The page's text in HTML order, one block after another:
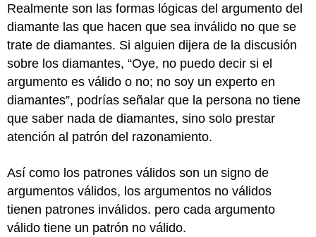
Realmente son las formas lógicas del argumento del
diamante las que hacen que sea inválido no que se
trate de diamantes. Si alguien dijera de la discusión
sobre los diamantes, “Oye, no puedo decir si el
argumento es válido o no; no soy un experto en
diamantes”, podrías señalar que la persona no tiene
que saber nada de diamantes, sino solo prestar
atención al patrón del razonamiento.
Así como los patrones válidos son un signo de
argumentos válidos, los argumentos no válidos
tienen patrones inválidos. pero cada argumento
válido tiene un patrón no válido.